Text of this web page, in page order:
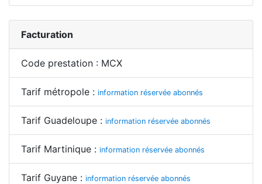
Facturation
Code prestation : MCX
Tarif métropole : information réservée abonnés
Tarif Guadeloupe : information réservée abonnés
Tarif Martinique : information réservée abonnés
Tarif Guyane : information réservée abonnés